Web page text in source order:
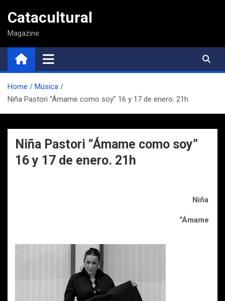
contenido
Catacultural
Magazine
Home
Música
Niña Pastori “Ámame como soy” 16 y 17 de enero. 21h
Niña Pastori “Ámame como soy”
16 y 17 de enero. 21h
Niña
“Ámame